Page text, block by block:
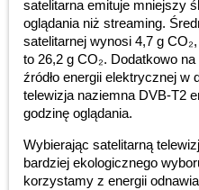
satelitarna emituje mniejszy
oglądania niż streaming.
satelitarnej wynosi 4,7 g
to 26,2 g CO₂. Dodatkowo
źródło energii elektrycznej w
telewizja naziemna DVB-T2
godzinę oglądania.
Wybierając satelitarną
bardziej ekologicznego
korzystamy z energii